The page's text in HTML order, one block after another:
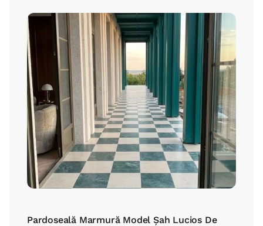
Pardoseală Marmură Model Șah Lucios De